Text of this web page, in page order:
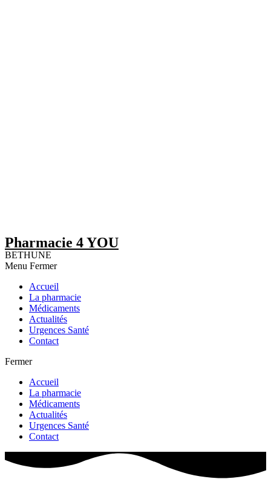
Pharmacie 4 YOU
BETHUNE
Menu Fermer
Accueil
La pharmacie
Médicaments
Actualités
Urgences Santé
Contact
Fermer
Accueil
La pharmacie
Médicaments
Actualités
Urgences Santé
Contact